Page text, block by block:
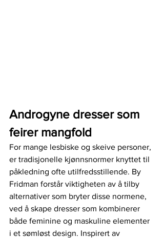
Androgyne dresser som
feirer mangfold
For mange lesbiske og skeive personer,
er tradisjonelle kjønnsnormer knyttet til
påkledning ofte utilfredsstillende. By
Fridman forstår viktigheten av å tilby
alternativer som bryter disse normene,
ved å skape dresser som kombinerer
både feminine og maskuline elementer
i et sømløst design. Inspirert av